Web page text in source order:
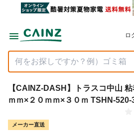
ロ
【CAINZ-DASH】トラスコ中山
ｍｍ×２０ｍｍ×３０ｍ TSHN-520-
メーカー直送